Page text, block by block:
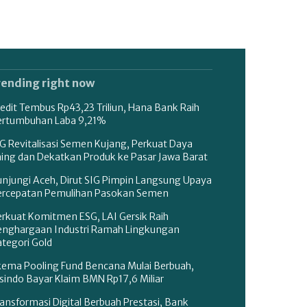
right now
Tembus Rp43,23 Triliun, Hana Bank Raih
Laba 9,21%
Revitalisasi Semen Kujang, Perkuat Daya
dan Dekatkan Produk ke Pasar Jawa Barat
Aceh, Dirut SIG Pimpin Langsung Upaya
Pemulihan Pasokan Semen
Komitmen ESG, LAI Gersik Raih
Industri Ramah Lingkungan
Gold
Pooling Fund Bencana Mulai Berbuah,
Bayar Klaim BMN Rp17,6 Miliar
Digital Berbuah Prestasi, Bank